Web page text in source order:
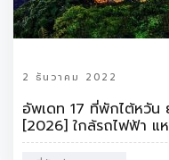
2 ธันวาคม 2022
อัพเดท 17 ที่พักไต้หวัน
[2026] ใกล้รถไฟฟ้า แ